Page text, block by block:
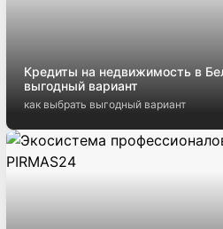
Кредиты на недвижимость в
выгодный вариант
как выбрать выгодный вариант